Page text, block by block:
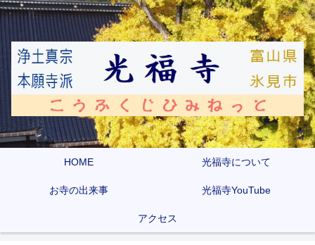
HOME 光福寺について
お寺の出来事 光福寺YouTube
アクセス